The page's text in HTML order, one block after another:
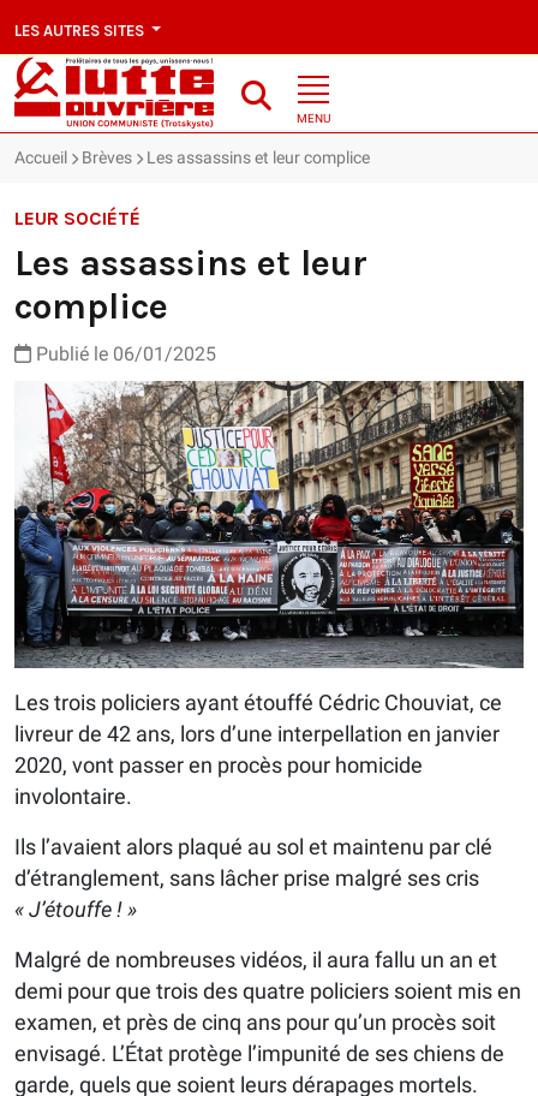
LES AUTRES SITES
MENU
Accueil Brèves Les assassins et leur complice
LEUR SOCIÉTÉ
Les assassins et leur
complice
Publié le 06/01/2025
Les trois policiers ayant étouffé Cédric Chouviat, ce
livreur de 42 ans, lors d’une interpellation en janvier
2020, vont passer en procès pour homicide
involontaire.
Ils l’avaient alors plaqué au sol et maintenu par clé
d’étranglement, sans lâcher prise malgré ses cris
« J’étouffe ! »
Malgré de nombreuses vidéos, il aura fallu un an et
demi pour que trois des quatre policiers soient mis en
examen, et près de cinq ans pour qu’un procès soit
envisagé. L’État protège l’impunité de ses chiens de
garde, quels que soient leurs dérapages mortels.